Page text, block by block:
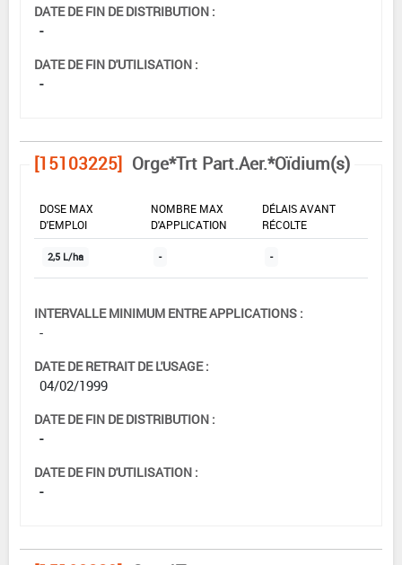
DATE DE FIN DE DISTRIBUTION :
-
DATE DE FIN D'UTILISATION :
-
[15103225] Orge*Trt Part.Aer.*Oïdium(s)
DOSE MAX
D'EMPLOI
NOMBRE MAX
D'APPLICATION
DÉLAIS AVANT
RÉCOLTE
2,5 L/ha - -
INTERVALLE MINIMUM ENTRE APPLICATIONS :
-
DATE DE RETRAIT DE L'USAGE :
04/02/1999
DATE DE FIN DE DISTRIBUTION :
-
DATE DE FIN D'UTILISATION :
-